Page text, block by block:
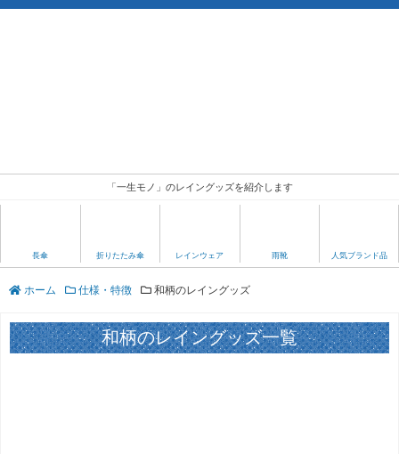
「一生モノ」のレイングッズを紹介します
長傘 折りたたみ傘 レインウェア 雨靴 人気ブランド品
ホーム 仕様・特徴 和柄のレイングッズ
和柄のレイングッズ一覧